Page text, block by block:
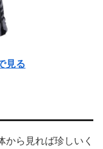
見る
から見れば珍しいく